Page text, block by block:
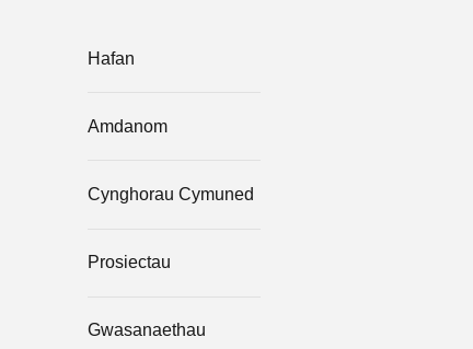
Hafan
Amdanom
Cynghorau Cymuned
Prosiectau
Gwasanaethau